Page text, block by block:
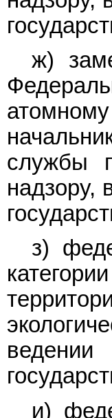
ж)
службы
надзору,
з)
и)